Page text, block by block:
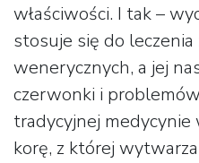
właściwości. I tak –
stosuje się do leczenia
wenerycznych, a jej
czerwonki i
tradycyjnej
korę, z której